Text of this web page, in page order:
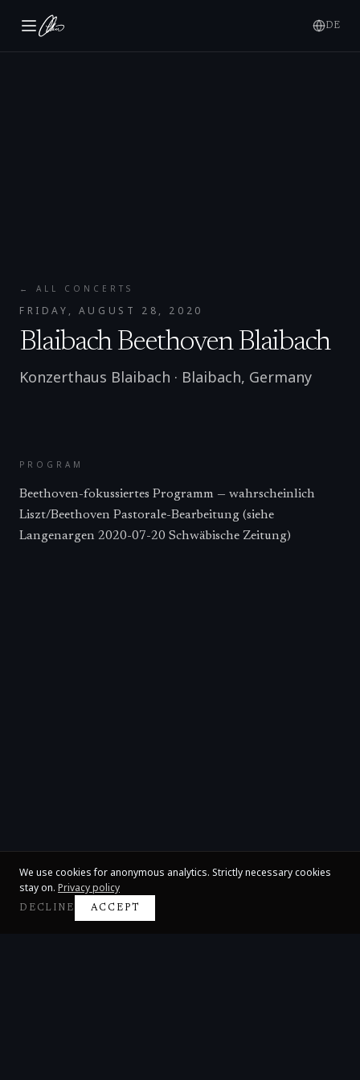
DE
← ALL CONCERTS
FRIDAY, AUGUST 28, 2020
Blaibach Beethoven Blaibach
Konzerthaus Blaibach · Blaibach, Germany
PROGRAM
Beethoven-fokussiertes Programm — wahrscheinlich
Liszt/Beethoven Pastorale-Bearbeitung (siehe
Langenargen 2020-07-20 Schwäbische Zeitung)
We use cookies for anonymous analytics. Strictly necessary cookies
stay on. Privacy policy
DECLINE ACCEPT